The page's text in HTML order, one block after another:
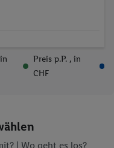
Preis p.P., in
CHF
| Wo geht es los?